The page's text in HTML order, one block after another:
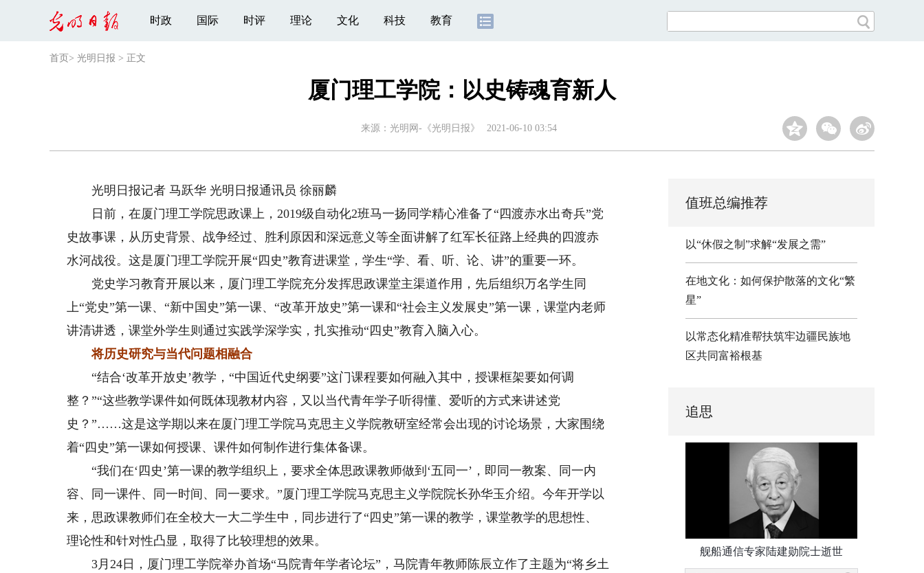
时政 国际 时评 理论 文化 科技 教育
首页 > 光明日报 > 正文
厦门理工学院：以史铸魂育新人
来源： 光明网-《光明日报》 2021-06-10 03:54
光明日报记者 马跃华 光明日报通讯员 徐丽麟
日前，在厦门理工学院思政课上，2019级自动化2班马一扬同学精心准备了“四渡赤水出奇兵”党
史故事课，从历史背景、战争经过、胜利原因和深远意义等全面讲解了红军长征路上经典的四渡赤
水河战役。这是厦门理工学院开展“四史”教育进课堂，学生“学、看、听、论、讲”的重要一环。
党史学习教育开展以来，厦门理工学院充分发挥思政课堂主渠道作用，先后组织万名学生同
上“党史”第一课、“新中国史”第一课、“改革开放史”第一课和“社会主义发展史”第一课，课堂内老师
讲清讲透，课堂外学生则通过实践学深学实，扎实推动“四史”教育入脑入心。
将历史研究与当代问题相融合
“结合‘改革开放史’教学，“中国近代史纲要”这门课程要如何融入其中，授课框架要如何调
整？”“这些教学课件如何既体现教材内容，又以当代青年学子听得懂、爱听的方式来讲述党
史？”……这是这学期以来在厦门理工学院马克思主义学院教研室经常会出现的讨论场景，大家围绕
着“四史”第一课如何授课、课件如何制作进行集体备课。
“我们在‘四史’第一课的教学组织上，要求全体思政课教师做到‘五同一’，即同一教案、同一内
容、同一课件、同一时间、同一要求。”厦门理工学院马克思主义学院院长孙华玉介绍。今年开学以
来，思政课教师们在全校大一大二学生中，同步进行了“四史”第一课的教学，课堂教学的思想性、
理论性和针对性凸显，取得了比较理想的效果。
3月24日，厦门理工学院举办首场“马院青年学者论坛”，马院青年教师陈辰立作了主题为“将乡土
值班总编推荐
以“休假之制”求解“发展之需”
在地文化：如何保护散落的文化“繁
星”
以常态化精准帮扶筑牢边疆民族地
区共同富裕根基
追思
舰船通信专家陆建勋院士逝世